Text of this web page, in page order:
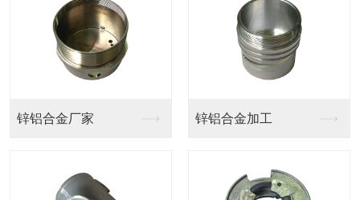
锌铝合金厂家 锌铝合金加工